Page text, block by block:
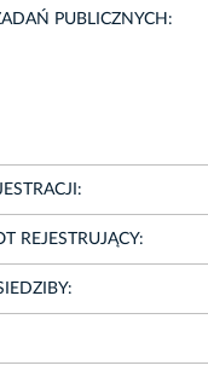
PUBLICZNYCH:
REJESTRUJĄCY: